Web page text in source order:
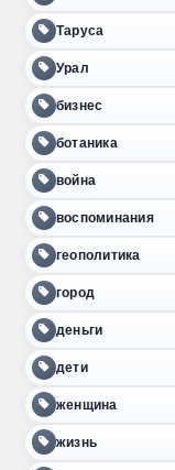
Таруса
Урал
бизнес
ботаника
война
воспоминания
геополитика
город
деньги
дети
женщина
жизнь